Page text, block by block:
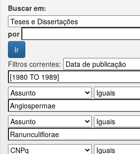
Buscar em:
por
Filtros correntes: